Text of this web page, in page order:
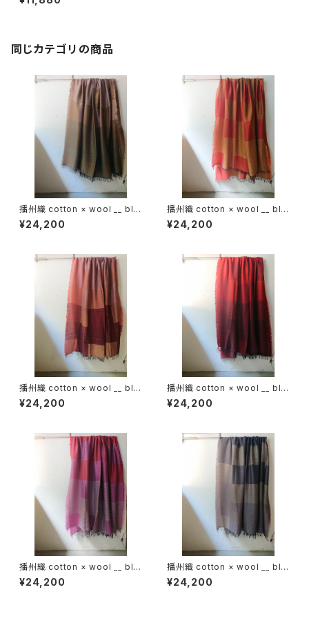
同じカテゴリの商品
播州織 cotton × wool __ blo
ck 220-120 枯芙蓉GK
¥24,200
播州織 cotton × wool __ blo
ck 220-120 鬼灯GK
¥24,200
播州織 cotton × wool __ blo
ck 220-120 埋火GK
¥24,200
播州織 cotton × wool __ blo
ck 220-120 落陽GK
¥24,200
播州織 cotton × wool __ blo
ck 220-120 天竺牡丹GK
¥24,200
播州織 cotton × wool __ blo
ck 220-120 藤袴GK
¥24,200